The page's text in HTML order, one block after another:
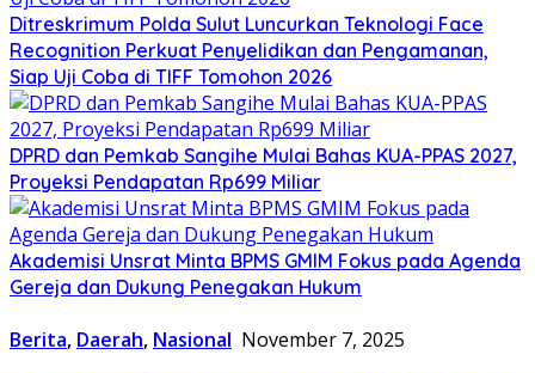
Ditreskrimum Polda Sulut Luncurkan Teknologi Face
Recognition Perkuat Penyelidikan dan Pengamanan,
Siap Uji Coba di TIFF Tomohon 2026
DPRD dan Pemkab Sangihe Mulai Bahas KUA-PPAS 2027,
Proyeksi Pendapatan Rp699 Miliar
Akademisi Unsrat Minta BPMS GMIM Fokus pada Agenda
Gereja dan Dukung Penegakan Hukum
Berita, Daerah, Nasional November 7, 2025